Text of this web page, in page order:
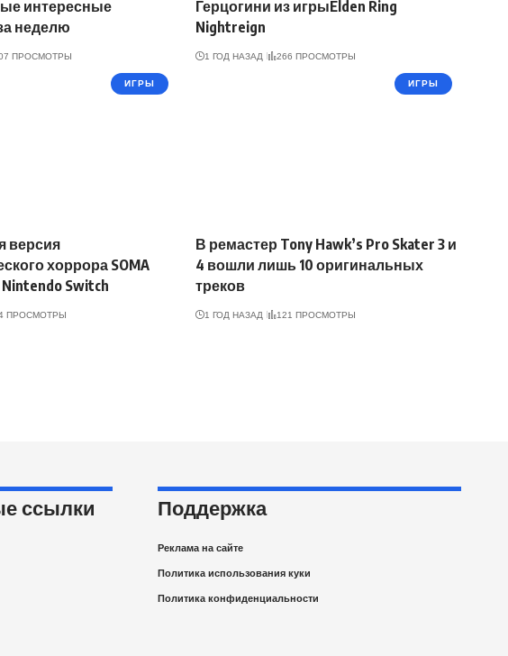
интересные
неделю
ПРОСМОТРЫ
Герцогини из игрыElden Ring
Nightreign
1 ГОД НАЗАД 266 ПРОСМОТРЫ
ИГРЫ
версия
хоррора SOMA
Switch
ПРОСМОТРЫ
ИГРЫ
В ремастер Tony Hawk’s Pro Skater 3 и
4 вошли лишь 10 оригинальных
треков
1 ГОД НАЗАД 121 ПРОСМОТРЫ
ссылки Поддержка
Реклама на сайте
Политика использования куки
Политика конфиденциальности